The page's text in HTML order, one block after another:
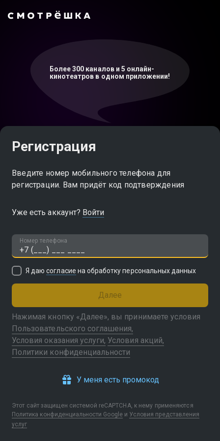
Более 300 каналов и 5 онлайн-
кинотеатров в одном приложении!
Регистрация
Введите номер мобильного телефона для
регистрации. Вам придёт код подтверждения
Уже есть аккаунт? Войти
Номер телефона
Я даюсогласие на обработку персональных данных
Далее
Нажимая кнопку «Далее», вы принимаете условия
Пользовательского соглашения
Условия оказания услуги Условия акций
Политики конфиденциальности
У меня есть промокод
Этот сайт защищен системой reCAPTCHA, к нему применяются
Политика конфиденциальности Googleи Условия представления
услуг